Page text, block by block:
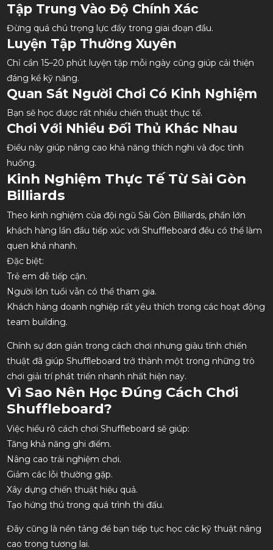
Tập Trung Vào Độ Chính Xác
Đừng quá chú trọng lực đẩy trong giai đoạn đầu.
Luyện Tập Thường Xuyên
Chỉ cần 15–20 phút luyện tập mỗi ngày cũng giúp cải thiện
đáng kể kỹ năng.
Quan Sát Người Chơi Có Kinh Nghiệm
Bạn sẽ học được rất nhiều chiến thuật thực tế.
Chơi Với Nhiều Đối Thủ Khác Nhau
Điều này giúp nâng cao khả năng thích nghi và đọc tình
huống.
Kinh Nghiệm Thực Tế Từ Sài Gòn
Billiards
Theo kinh nghiệm của đội ngũ Sài Gòn Billiards, phần lớn
khách hàng lần đầu tiếp xúc với Shuffleboard đều có thể làm
quen khá nhanh.
Đặc biệt:
Trẻ em dễ tiếp cận.
Người lớn tuổi vẫn có thể tham gia.
Khách hàng doanh nghiệp rất yêu thích trong các hoạt động
team building.
Chính sự đơn giản trong cách chơi nhưng giàu tính chiến
thuật đã giúp Shuffleboard trở thành một trong những trò
chơi giải trí phát triển nhanh nhất hiện nay.
Vì Sao Nên Học Đúng Cách Chơi
Shuffleboard?
Việc hiểu rõ cách chơi Shuffleboard sẽ giúp:
Tăng khả năng ghi điểm.
Nâng cao trải nghiệm chơi.
Giảm các lỗi thường gặp.
Xây dựng chiến thuật hiệu quả.
Tạo hứng thú trong quá trình thi đấu.
Đây cũng là nền tảng để bạn tiếp tục học các kỹ thuật nâng
cao trong tương lai.